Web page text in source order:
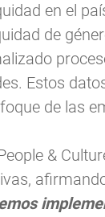
en el
de
Estos
de las
&